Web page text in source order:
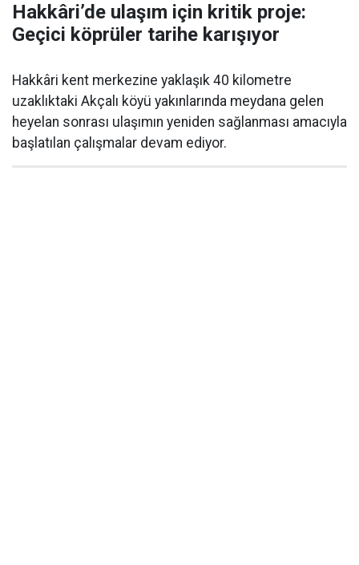
Hakkâri’de ulaşım için kritik proje:
Geçici köprüler tarihe karışıyor
Hakkâri kent merkezine yaklaşık 40 kilometre
uzaklıktaki Akçalı köyü yakınlarında meydana gelen
heyelan sonrası ulaşımın yeniden sağlanması amacıyla
başlatılan çalışmalar devam ediyor.